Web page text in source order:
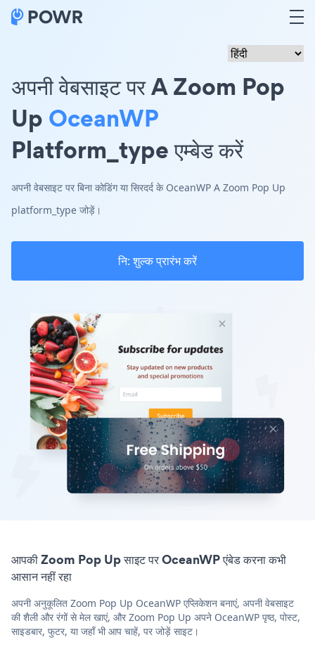
अपनी वेबसाइट पर A Zoom Pop
Up OceanWP
Platform_type एम्बेड करें
अपनी वेबसाइट पर बिना कोडिंग या सिरदर्द के OceanWP A Zoom Pop Up
platform_type जोड़ें।
नि: शुल्क प्रारंभ करें
आपकी Zoom Pop Up साइट पर OceanWP एंबेड करना कभी
आसान नहीं रहा
अपनी अनुकूलित Zoom Pop Up OceanWP एप्लिकेशन बनाएं, अपनी वेबसाइट
की शैली और रंगों से मेल खाएं, और Zoom Pop Up अपने OceanWP पृष्ठ, पोस्ट,
साइडबार, फुटर, या जहाँ भी आप चाहें, पर जोड़ें साइट।